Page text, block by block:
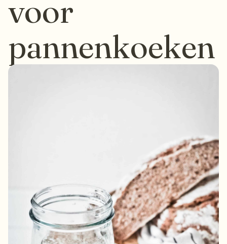
voor
pannenkoeken